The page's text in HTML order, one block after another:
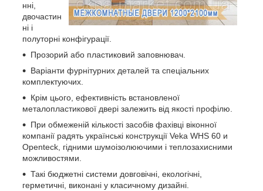
нні,
двочастин
ні і
полуторні конфігурації.
Прозорий або пластиковий заповнювач.
Варіанти фурнітурних деталей та спеціальних
комплектуючих.
Крім цього, ефективність встановленої
металопластикової двері залежить від якості профілю.
При обмеженій кількості засобів фахівці віконної
компанії радять українські конструкції Veka WHS 60 и
Openteck, гідними шумоізолюючими і теплозахисними
можливостями.
Такі бюджетні системи довговічні, екологічні,
герметичні, виконані у класичному дизайні.